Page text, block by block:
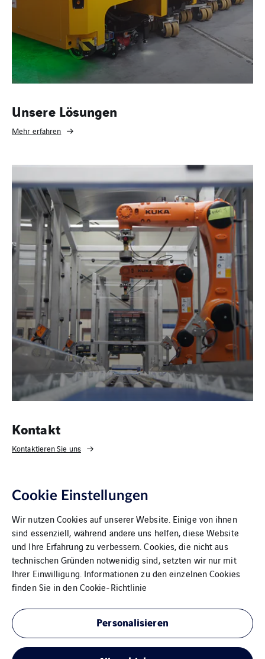
Unsere Lösungen
Mehr erfahren
Kontakt
Kontaktieren Sie uns
VINCI Energies Belgium
The Agility Effect
Allgemeine Geschäftsbedingungen
Cookie Einstellungen
Wir nutzen Cookies auf unserer Website. Einige von ihnen
sind essenziell, während andere uns helfen, diese Website
und Ihre Erfahrung zu verbessern. Cookies, die nicht aus
technischen Gründen notwenidig sind, setzten wir nur mit
Ihrer Einwilligung. Informationen zu den einzelnen Cookies
finden Sie in denCookie-Richtlinie
Personalisieren